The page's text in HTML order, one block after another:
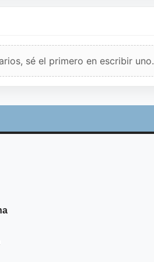
sé el primero en escribir uno.